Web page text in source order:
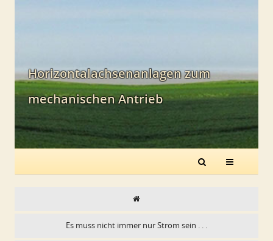
Horizontalachsenanlagen zum
mechanischen Antrieb
Es muss nicht immer nur Strom sein . . .